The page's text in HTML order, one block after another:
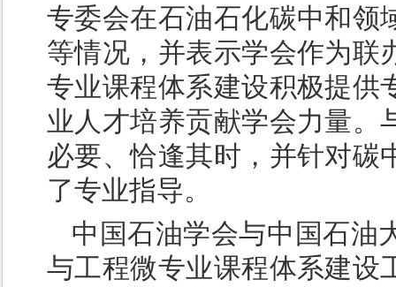
专委会在石油石化碳中和领
等情况，并表示学会作为联
专业课程体系建设积极提供
业人才培养贡献学会力量。
必要、恰逢其时，并针对碳
了专业指导。
中国石油学会与中国石油
与工程微专业课程体系建设